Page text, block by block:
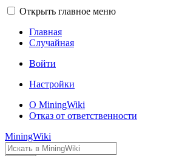
Открыть главное меню
Главная
Случайная
Войти
Настройки
О MiningWiki
Отказ от ответственности
MiningWiki